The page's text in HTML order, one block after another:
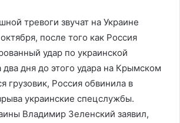
тревоги звучат на Украине
после того как Россия
удар по украинской
дня до этого удара на Крымском
грузовик, Россия обвинила в
украинские спецслужбы.
Владимир Зеленский заявил,